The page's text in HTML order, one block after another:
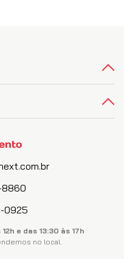
8860
0925
e das 13:30 às 17h
no local.